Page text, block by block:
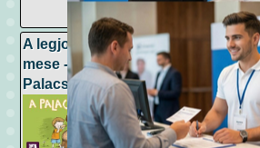
A legjobb nyári
mese - A
Palacsinta tábor
Magyar
népmese: Panci
Manci